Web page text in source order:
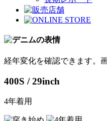
経年変化を確認できます。
400S / 29inch
4年着用